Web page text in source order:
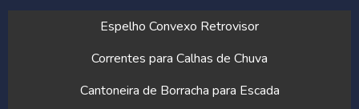
Espelho Convexo Retrovisor
Correntes para Calhas de Chuva
Cantoneira de Borracha para Escada